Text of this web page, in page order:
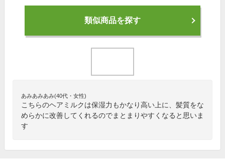
類似商品を探す
あみあみあみ(40代・女性)
こちらのヘアミルクは保湿力もかなり高い上に、髪質をな
めらかに改善してくれるのでまとまりやすくなると思いま
す